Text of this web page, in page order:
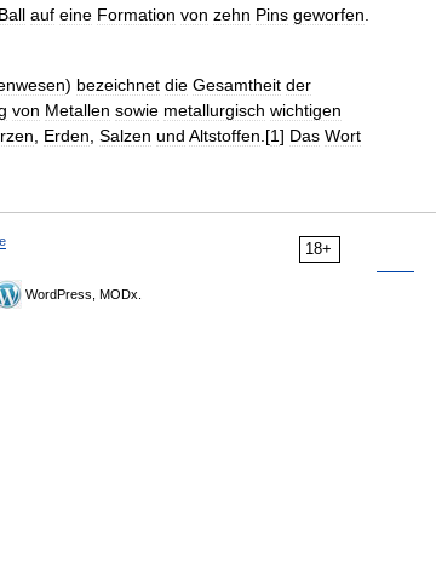
Ball auf eine Formation von zehn Pins geworfen
) bezeichnet die Gesamtheit der
von Metallen sowie metallurgisch wichtigen
Erden Salzen und Altstoffen .[1] Das Wort
18+
WordPress, MODx.